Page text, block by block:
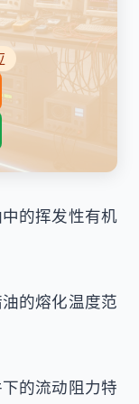
的挥发性有机
的熔化温度范
的流动阻力特